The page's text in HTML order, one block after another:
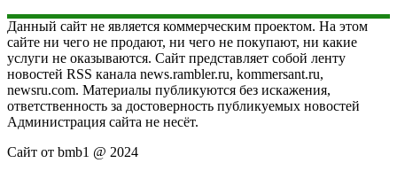
Данный сайт не является коммерческим проектом. На этом
сайте ни чего не продают, ни чего не покупают, ни какие
услуги не оказываются. Сайт представляет собой ленту
новостей RSS канала news.rambler.ru, kommersant.ru,
newsru.com. Материалы публикуются без искажения,
ответственность за достоверность публикуемых новостей
Администрация сайта не несёт.
Сайт от bmb1 @ 2024